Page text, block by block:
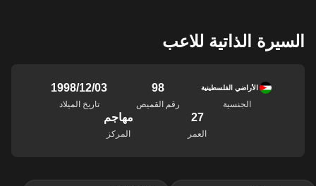
السيرة الذاتية للاعب
الأراضي الفلسطينية
الجنسية
98
رقم القميص
03‏/12‏/1998
تاريخ الميلاد
27
العمر
مهاجم
المركز